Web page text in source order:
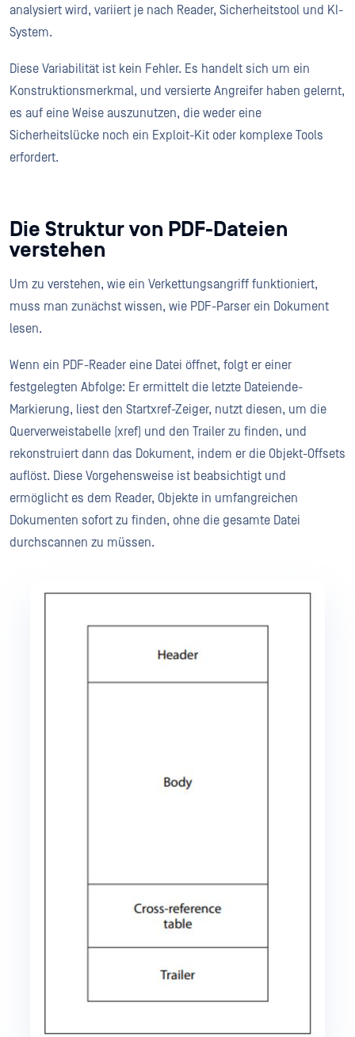
analysiert wird, variiert je nach Reader, Sicherheitstool und KI-
System.
Diese Variabilität ist kein Fehler. Es handelt sich um ein
Konstruktionsmerkmal, und versierte Angreifer haben gelernt,
es auf eine Weise auszunutzen, die weder eine
Sicherheitslücke noch ein Exploit-Kit oder komplexe Tools
erfordert.
Die Struktur von PDF-Dateien
verstehen
Um zu verstehen, wie ein Verkettungsangriff funktioniert,
muss man zunächst wissen, wie PDF-Parser ein Dokument
lesen.
Wenn ein PDF-Reader eine Datei öffnet, folgt er einer
festgelegten Abfolge: Er ermittelt die letzte Dateiende-
Markierung, liest den Startxref-Zeiger, nutzt diesen, um die
Querverweistabelle (xref) und den Trailer zu finden, und
rekonstruiert dann das Dokument, indem er die Objekt-Offsets
auflöst. Diese Vorgehensweise ist beabsichtigt und
ermöglicht es dem Reader, Objekte in umfangreichen
Dokumenten sofort zu finden, ohne die gesamte Datei
durchscannen zu müssen.